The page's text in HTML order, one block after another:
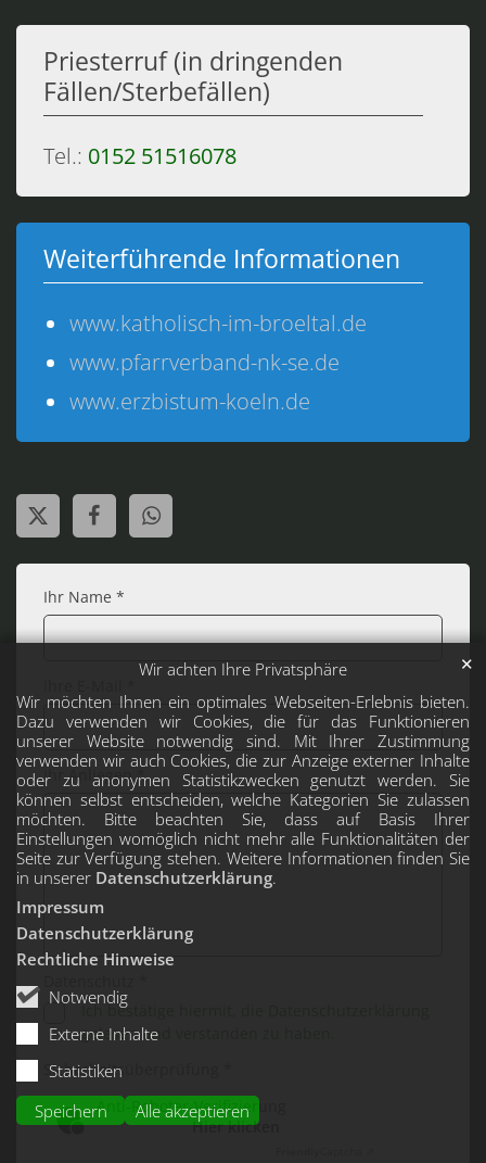
Wir achten Ihre Privatsphäre
Wir möchten Ihnen ein optimales Webseiten-Erlebnis bieten.
Dazu verwenden wir Cookies, die für das Funktionieren
unserer Website notwendig sind. Mit Ihrer Zustimmung
verwenden wir auch Cookies, die zur Anzeige externer Inhalte
oder zu anonymen Statistikzwecken genutzt werden. Sie
können selbst entscheiden, welche Kategorien Sie zulassen
möchten. Bitte beachten Sie, dass auf Basis Ihrer
Einstellungen womöglich nicht mehr alle Funktionalitäten der
Seite zur Verfügung stehen. Weitere Informationen finden Sie
in unserer Datenschutzerklärung.
Notwendig
Externe Inhalte
Statistiken
Speichern
Alle akzeptieren
✕
Impressum
Datenschutzerklärung
Rechtliche Hinweise
Ihr Name *
Ihr Anliegen *
Ich bestätige hiermit, die Datenschutzerklärung
gelesen und verstanden zu haben.
Sicherheitsüberprüfung *
Anti-Roboter-Verifizierung
Hier klicken
Priesterruf (in dringenden
Fällen/Sterbefällen)
Tel.: 0152 51516078
Weiterführende Informationen
www.katholisch-im-broeltal.de
www.pfarrverband-nk-se.de
www.erzbistum-koeln.de